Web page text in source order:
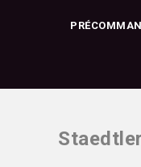
Staedtler